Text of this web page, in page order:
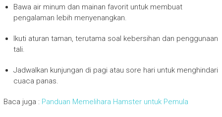
Bawa air minum dan mainan favorit untuk membuat
pengalaman lebih menyenangkan.
Ikuti aturan taman, terutama soal kebersihan dan penggunaan
tali.
Jadwalkan kunjungan di pagi atau sore hari untuk menghindari
cuaca panas.
Baca juga : Panduan Memelihara Hamster untuk Pemula